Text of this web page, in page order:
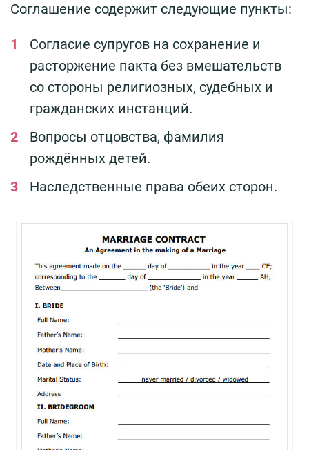
Соглашение содержит следующие пункты:
Согласие супругов на сохранение и
расторжение пакта без вмешательств
со стороны религиозных, судебных и
гражданских инстанций.
Вопросы отцовства, фамилия
рождённых детей.
Наследственные права обеих сторон.